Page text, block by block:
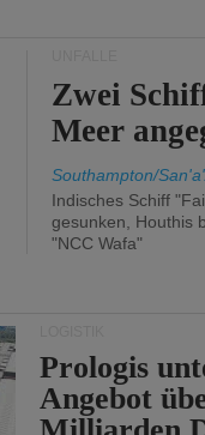
Zwei
Meer
Southampton/
Indisches Schiff
gesunken, Houthis
"NCC Wafa"
Prologis
Angebot